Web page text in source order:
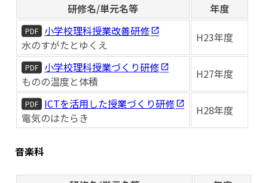
研修名/単元名等 年度
PDF
小学校理科授業改善研修
水のすがたとゆくえ
H23年度
PDF
小学校理科授業づくり研修
ものの温度と体積
H27年度
PDF
ICTを活用した授業づくり研修
電気のはたらき
H28年度
音楽科